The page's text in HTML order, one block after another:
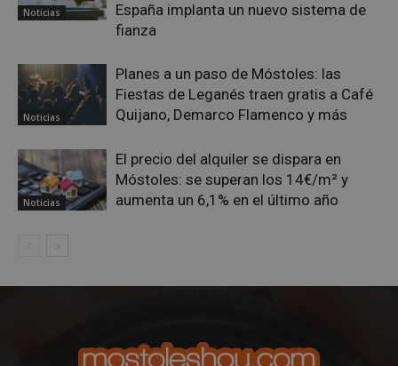
Noticias
España implanta un nuevo sistema de
fianza
Noticias
Planes a un paso de Móstoles: las
Fiestas de Leganés traen gratis a Café
Quijano, Demarco Flamenco y más
Noticias
El precio del alquiler se dispara en
Móstoles: se superan los 14€/m² y
aumenta un 6,1% en el último año
__cf_bm
Cloudflare Inc.